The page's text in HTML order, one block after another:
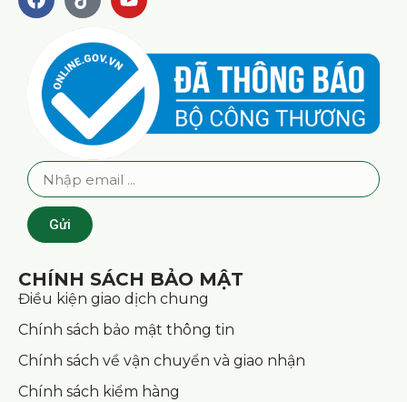
Gửi
CHÍNH SÁCH BẢO MẬT
Điều kiện giao dịch chung
Chính sách bảo mật thông tin
Chính sách về vận chuyển và giao nhận
Chính sách kiểm hàng